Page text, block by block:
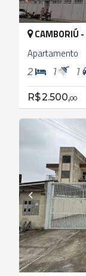
CAMBORIÚ -
Apartamento
2 1 1
R$ 2.500,00